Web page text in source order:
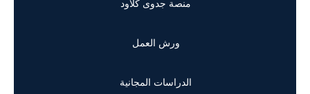
منصة جدوى كلاود
ورش العمل
الدراسات المجانية